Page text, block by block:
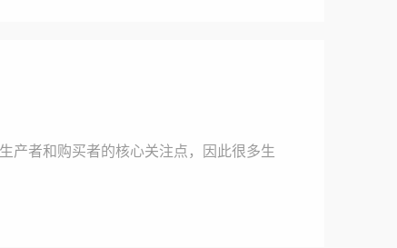
产者和购买者的核心关注点，因此很多生